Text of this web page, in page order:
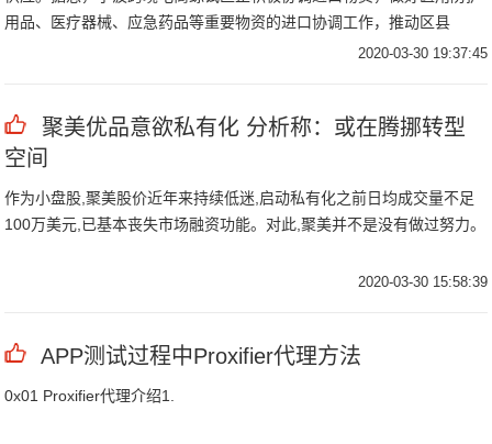
用品、医疗器械、应急药品等重要物资的进口协调工作，推动区县
2020-03-30 19:37:45
聚美优品意欲私有化 分析称：或在腾挪转型
空间
作为小盘股,聚美股价近年来持续低迷,启动私有化之前日均成交量不足
100万美元,已基本丧失市场融资功能。对此,聚美并不是没有做过努力。
2020-03-30 15:58:39
APP测试过程中Proxifier代理方法
0x01 Proxifier代理介绍1.